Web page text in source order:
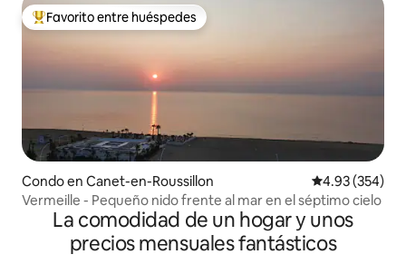
Favorito entre huéspedes preferido
Favorito entre huéspedes
Condo en Canet-en-Roussillon Calificación
4.93 (354)
Vermeille - Pequeño nido frente al mar en el séptimo cielo
La comodidad de un hogar y unos
precios mensuales fantásticos